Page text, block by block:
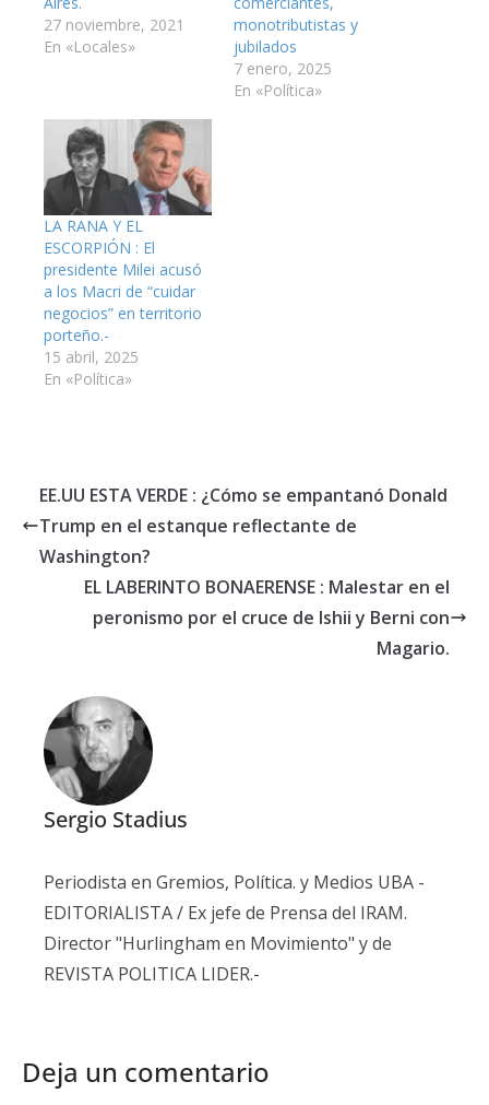
27 noviembre, 2021
En «Locales»
monotributistas y
jubilados
7 enero, 2025
En «Política»
LA RANA Y EL
ESCORPIÓN : El
presidente Milei acusó
a los Macri de “cuidar
negocios” en territorio
porteño.-
15 abril, 2025
En «Política»
EE.UU ESTA VERDE : ¿Cómo se empantanó Donald
Trump en el estanque reflectante de
Washington?
EL LABERINTO BONAERENSE : Malestar en el
peronismo por el cruce de Ishii y Berni con
Magario.
Sergio Stadius
Periodista en Gremios, Política. y Medios UBA -
EDITORIALISTA / Ex jefe de Prensa del IRAM.
Director "Hurlingham en Movimiento" y de
REVISTA POLITICA LIDER.-
Deja un comentario